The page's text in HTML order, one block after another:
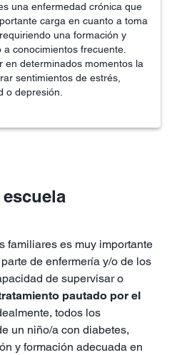
una enfermedad crónica que
carga en cuanto a toma
una formación y
conocimientos frecuente.
en determinados momentos la
sentimientos de estrés,
o depresión.
familiares es muy importante
parte de enfermería y/o de los
de supervisar o
pautado por el
todos los
un niño/a con diabetes,
y formación adecuada en